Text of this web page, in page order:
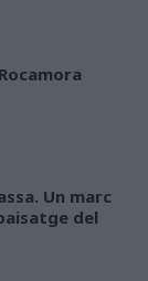
Un marc
del